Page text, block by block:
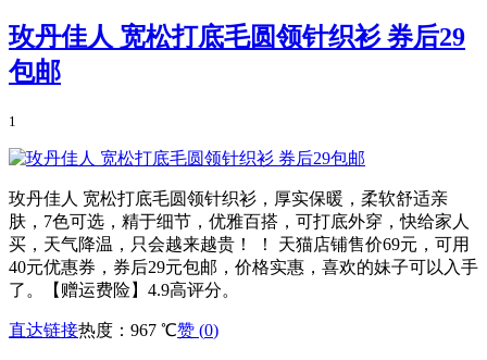
玫丹佳人 宽松打底毛圆领针织衫 券后29
包邮
1
玫丹佳人 宽松打底毛圆领针织衫，厚实保暖，柔软舒适亲
肤，7色可选，精于细节，优雅百搭，可打底外穿，快给家人
买，天气降温，只会越来越贵！ ！ 天猫店铺售价69元，可用
40元优惠券，券后29元包邮，价格实惠，喜欢的妹子可以入手
了。【赠运费险】4.9高评分。
直达链接热度：967 ℃赞 (0)